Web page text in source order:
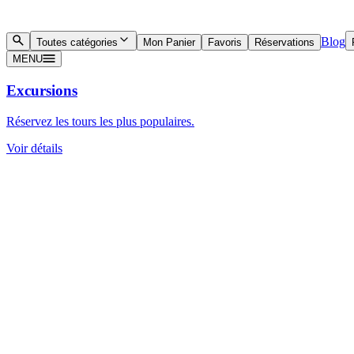
Toutes catégories Mon Panier Favoris Réservations Blog
MENU
Excursions
Réservez les tours les plus populaires.
Voir détails